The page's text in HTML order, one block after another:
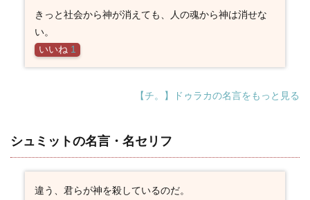
きっと社会から神が消えても、人の魂から神は消せな
い。
いいね 1
【チ。】ドゥラカの名言をもっと見る
シュミットの名言・名セリフ
違う、君らが神を殺しているのだ。